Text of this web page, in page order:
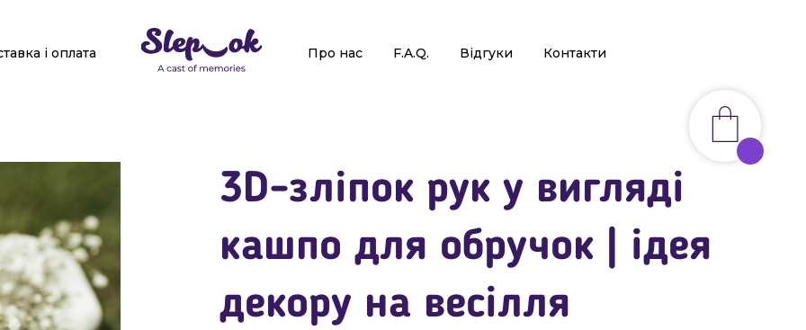
і оплата Про нас F.A.Q. Відгуки Контакти
3D-зліпок рук у вигляді
кашпо для обручок | ідея
декору на весілля